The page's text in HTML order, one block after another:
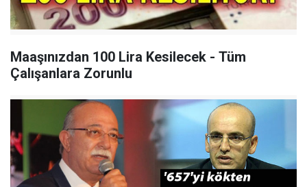
Maaşınızdan 100 Lira Kesilecek - Tüm
Çalışanlara Zorunlu